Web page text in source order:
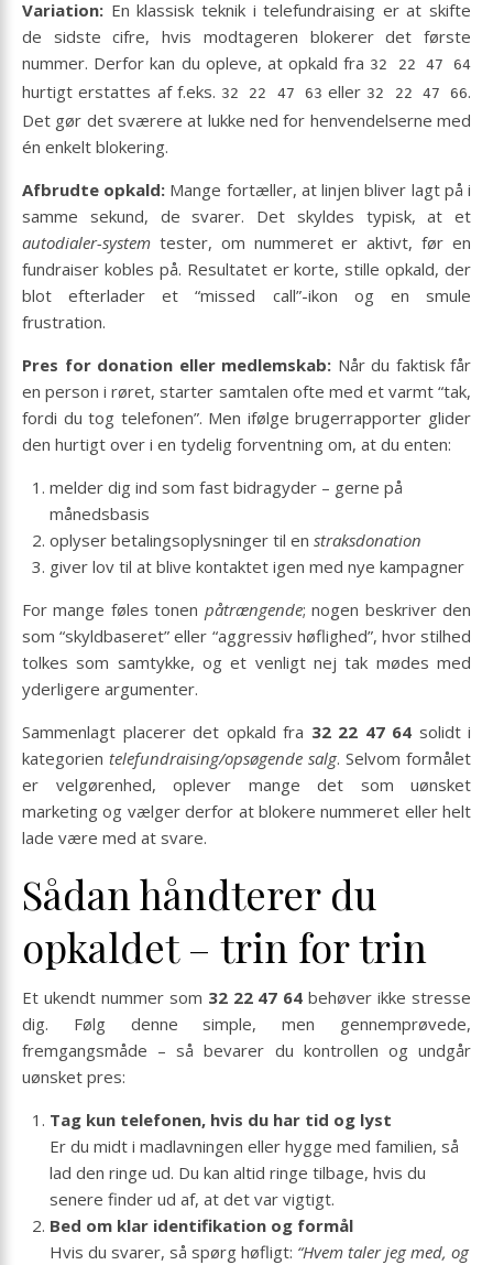
Variation: En klassisk teknik i telefundraising er at skifte
de sidste cifre, hvis modtageren blokerer det første
nummer. Derfor kan du opleve, at opkald fra 32 22 47 64
hurtigt erstattes af f.eks. 32 22 47 63 eller 32 22 47 66.
Det gør det sværere at lukke ned for henvendelserne med
én enkelt blokering.
Afbrudte opkald: Mange fortæller, at linjen bliver lagt på i
samme sekund, de svarer. Det skyldes typisk, at et
autodialer-system tester, om nummeret er aktivt, før en
fundraiser kobles på. Resultatet er korte, stille opkald, der
blot efterlader et “missed call”-ikon og en smule
frustration.
Pres for donation eller medlemskab: Når du faktisk får
en person i røret, starter samtalen ofte med et varmt “tak,
fordi du tog telefonen”. Men ifølge brugerrapporter glider
den hurtigt over i en tydelig forventning om, at du enten:
melder dig ind som fast bidragyder – gerne på
månedsbasis
oplyser betalingsoplysninger til en straksdonation
giver lov til at blive kontaktet igen med nye kampagner
For mange føles tonen påtrængende; nogen beskriver den
som “skyldbaseret” eller “aggressiv høflighed”, hvor stilhed
tolkes som samtykke, og et venligt nej tak mødes med
yderligere argumenter.
Sammenlagt placerer det opkald fra 32 22 47 64 solidt i
kategorien telefundraising/opsøgende salg. Selvom formålet
er velgørenhed, oplever mange det som uønsket
marketing og vælger derfor at blokere nummeret eller helt
lade være med at svare.
Sådan håndterer du
opkaldet – trin for trin
Et ukendt nummer som 32 22 47 64 behøver ikke stresse
dig. Følg denne simple, men gennemprøvede,
fremgangsmåde – så bevarer du kontrollen og undgår
uønsket pres:
Tag kun telefonen, hvis du har tid og lyst
Er du midt i madlavningen eller hygge med familien, så
lad den ringe ud. Du kan altid ringe tilbage, hvis du
senere finder ud af, at det var vigtigt.
Bed om klar identifikation og formål
Hvis du svarer, så spørg høfligt: “Hvem taler jeg med, og